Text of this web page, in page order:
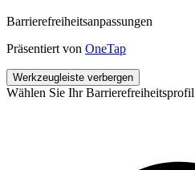
Barrierefreiheitsanpassungen
Präsentiert von OneTap
Werkzeugleiste verbergen
Wählen Sie Ihr Barrierefreiheitsprofil